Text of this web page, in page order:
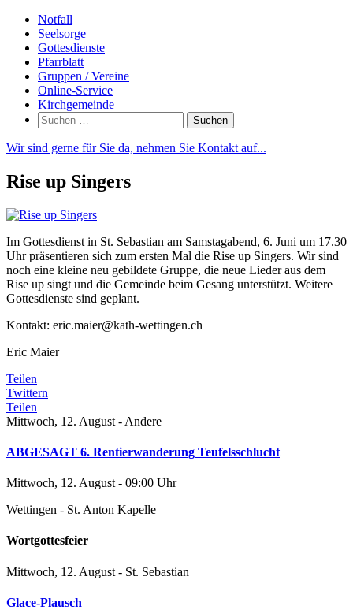
Notfall
Seelsorge
Gottesdienste
Pfarrblatt
Gruppen / Vereine
Online-Service
Kirchgemeinde
Suchen
nach:
Wir sind gerne für Sie da, nehmen Sie Kontakt auf...
Rise up Singers
Im Gottesdienst in St. Sebastian am Samstagabend, 6. Juni um 17.30
Uhr präsentieren sich zum ersten Mal die Rise up Singers. Wir sind
noch eine kleine neu gebildete Gruppe, die neue Lieder aus dem
Rise up singt und die Gemeinde beim Gesang unterstützt. Weitere
Gottesdienste sind geplant.
Kontakt: eric.maier@kath-wettingen.ch
Eric Maier
Teilen
Twittern
Teilen
Mittwoch, 12. August - Andere
ABGESAGT 6. Rentierwanderung Teufelsschlucht
Mittwoch, 12. August - 09:00 Uhr
Wettingen - St. Anton Kapelle
Wortgottesfeier
Mittwoch, 12. August - St. Sebastian
Glace-Plausch